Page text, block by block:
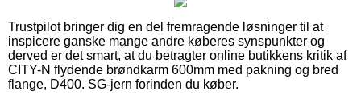
Trustpilot bringer dig en del fremragende løsninger til at
inspicere ganske mange andre køberes synspunkter og
derved er det smart, at du betragter online butikkens kritik af
CITY-N flydende brøndkarm 600mm med pakning og bred
flange, D400. SG-jern forinden du køber.